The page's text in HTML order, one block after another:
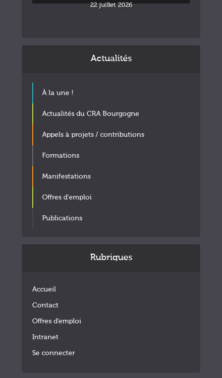
22 juillet 2026
Actualités
À la une !
Actualités du CRA Bourgogne
Appels à projets / contributions
Formations
Manifestations
Offres d'emploi
Publications
Rubriques
Accueil
Contact
Offres d’emploi
Intranet
Se connecter